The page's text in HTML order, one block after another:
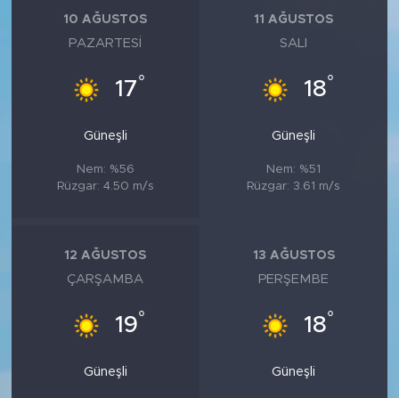
10 AĞUSTOS
PAZARTESI
17°
Güneşli
Nem: %56
Rüzgar: 4.50 m/s
11 AĞUSTOS
SALI
18°
Güneşli
Nem: %51
Rüzgar: 3.61 m/s
12 AĞUSTOS
ÇARŞAMBA
19°
Güneşli
13 AĞUSTOS
PERŞEMBE
18°
Güneşli